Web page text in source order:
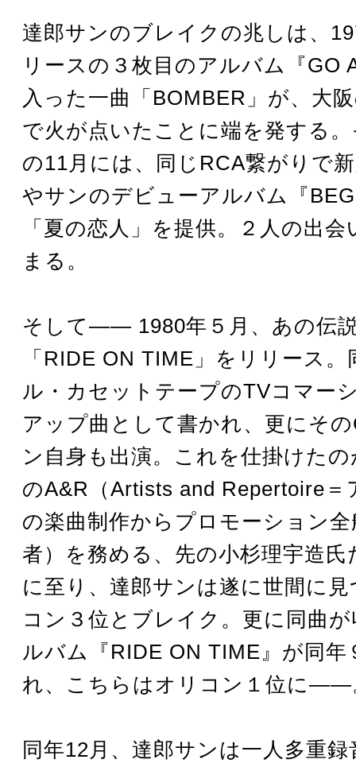
達郎サンのブレイクの兆しは、
リースの３枚目のアルバム『GO
入った一曲「BOMBER」が、大
で火が点いたことに端を発する
の11月には、同じRCA繋がりで
やサンのデビューアルバム『
「夏の恋人」を提供。２人の出
まる。
そして―― 1980年５月、あの伝
「RIDE ON TIME」をリリース
ル・カセットテープのTVコマー
アップ曲として書かれ、更にそ
ン自身も出演。これを仕掛けた
のA&R（Artists and Repertoire＝
の楽曲制作からプロモーション
者）を務める、先の小杉理宇造
に至り、達郎サンは遂に世間に
コン３位とブレイク。更に同曲
ルバム『RIDE ON TIME』が同年
れ、こちらはオリコン１位に――
同年12月、達郎サンは一人多重